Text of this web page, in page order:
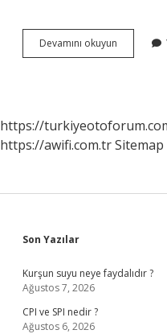
Devamını okuyun Kurtuluş
Eski
https://
https://awifi.com.trSitemap
Sidebar
Son Yazılar
Kurşun suyu neye faydalıdır ?
Ağustos 7, 2026
CPI ve SPI nedir ?
Ağustos 6, 2026